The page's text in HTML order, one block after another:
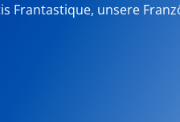
Frantastique, unsere